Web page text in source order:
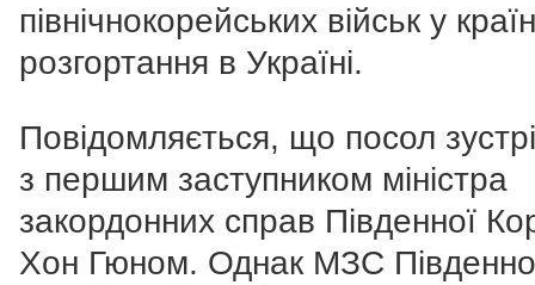
північнокорейських військ у
розгортання в Україні.
Повідомляється, що посол
з першим заступником міністра
закордонних справ Південної
Хон Гюном. Однак МЗС